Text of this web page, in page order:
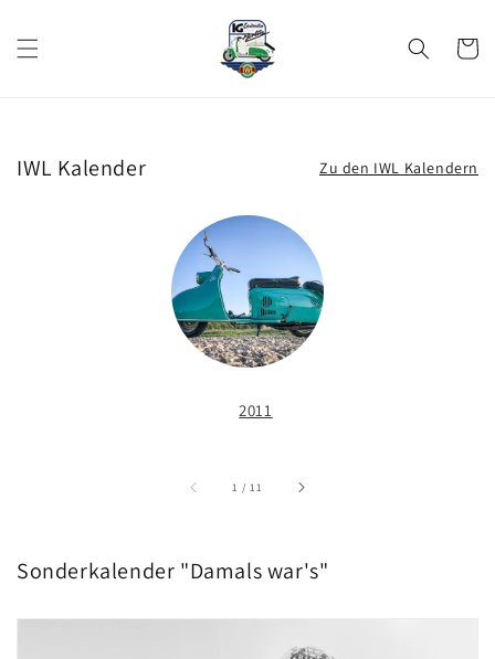
Inhalt
IWL Kalender Zu den IWL Kalendern
2011
1 /von
11
Sonderkalender "Damals war's"